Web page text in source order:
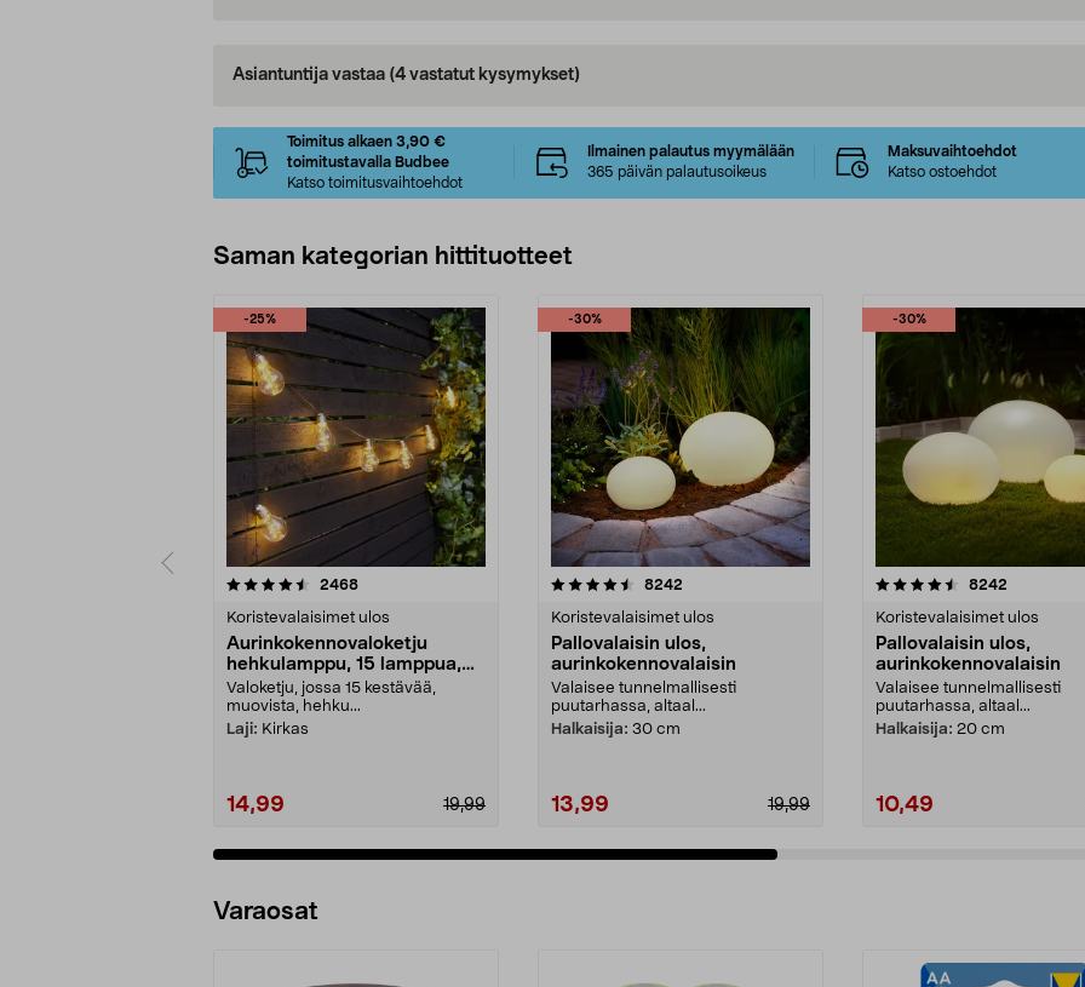
Asiantuntija vastaa (4 vastatut kysymykset)
Toimitus alkaen 3,90 €
toimitustavalla Budbee
Katso toimitusvaihtoehdot
Ilmainen palautus myymälään
365 päivän palautusoikeus
Maksuvaihtoehdot
Katso ostoehdot
Saman kategorian hittituotteet
-25%
2468arvostelut
Koristevalaisimet ulos
Aurinkokennovaloketju
hehkulamppu, 15 lamppua,
7,2 m
Valoketju, jossa 15 kestävää,
muovista, hehku...
Laji: Kirkas
14,99 19,99
-30%
4.5 viidestä
8242
Koristevalaisimet ulos
Pallovalaisin ulos,
aurinkokennovalaisin
Valaisee tunnelmallisesti
puutarhassa, altaal...
Halkaisija: 30 cm
13,99 19,99
-30%
4.5 viidestä
8242
Koristevalaisimet ulos
Pallovalaisin ulos,
aurinkokennovalaisin
Valaisee tunnelmallisesti
puutarhassa, altaal...
Halkaisija: 20 cm
10,49
5.0 viidestä
Varaosat